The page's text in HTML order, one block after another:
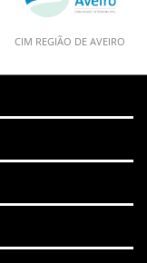
CIM REGIÃO DE AVEIRO